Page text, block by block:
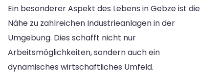
Ein besonderer Aspekt des Lebens in Gebze ist die
Nähe zu zahlreichen Industrieanlagen in der
Umgebung. Dies schafft nicht nur
Arbeitsmöglichkeiten, sondern auch ein
dynamisches wirtschaftliches Umfeld.